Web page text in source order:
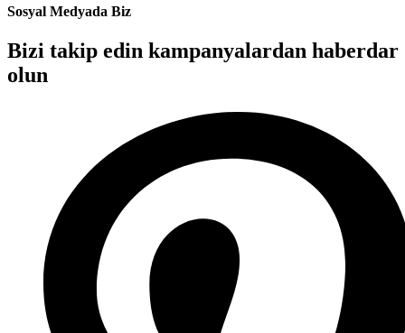
Sosyal Medyada Biz
Bizi takip edin kampanyalardan haberdar
olun